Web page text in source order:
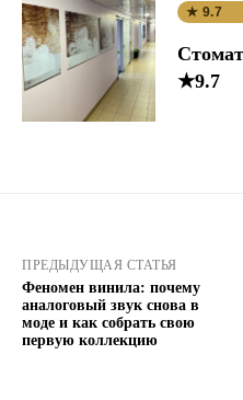
★ 9.7
★9.7
ПРЕДЫДУЩАЯ СТАТЬЯ
Феномен винила: почему
аналоговый звук снова в
моде и как собрать свою
первую коллекцию